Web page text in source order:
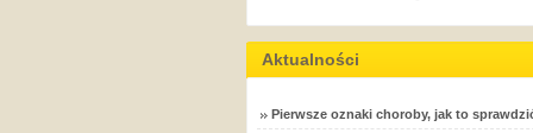
Aktualności
Pierwsze oznaki choroby, jak to